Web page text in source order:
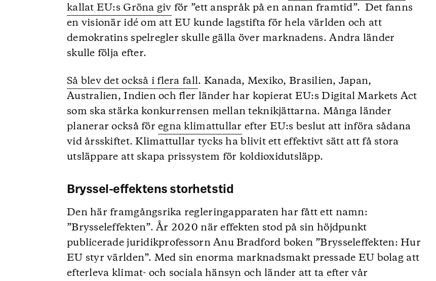
kallat EU:s Gröna giv för ”ett anspråk på en annan framtid”. Det fanns
en visionär idé om att EU kunde lagstifta för hela världen och att
demokratins spelregler skulle gälla över marknadens. Andra länder
skulle följa efter.
Så blev det också i flera fall. Kanada, Mexiko, Brasilien, Japan,
Australien, Indien och fler länder har kopierat EU:s Digital Markets Act
som ska stärka konkurrensen mellan teknikjättarna. Många länder
planerar också föregna klimattullar efter EU:s beslut att införa sådana
vid årsskiftet. Klimattullar tycks ha blivit ett effektivt sätt att få stora
utsläppare att skapa prissystem för koldioxidutsläpp.
Bryssel-effektens storhetstid
Den här framgångsrika regleringapparaten har fått ett namn:
”Brysseleffekten”. År 2020 när effekten stod på sin höjdpunkt
publicerade juridikprofessorn Anu Bradford boken ”Brysseleffekten: Hur
EU styr världen”. Med sin enorma marknadsmakt pressade EU bolag att
efterleva klimat- och sociala hänsyn och länder att ta efter vår